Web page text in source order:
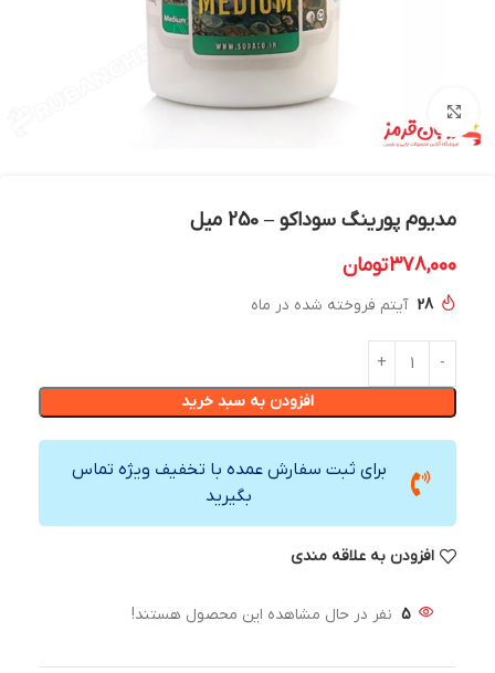
مدیوم پورینگ سوداکو – 250 میل
378,000تومان
28 آیتم فروخته شده در ماه
افزودن به سبد خرید
برای ثبت سفارش عمده با تخفیف ویژه تماس
بگیرید
افزودن به علاقه مندی
5 نفر در حال مشاهده این محصول هستند!